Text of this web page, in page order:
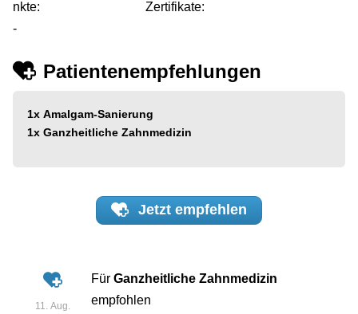
nkte:
Zertifikate:
-
Patientenempfehlungen
1x Amalgam-Sanierung
1x Ganzheitliche Zahnmedizin
Jetzt empfehlen
11. Aug.
Für Ganzheitliche Zahnmedizin
empfohlen